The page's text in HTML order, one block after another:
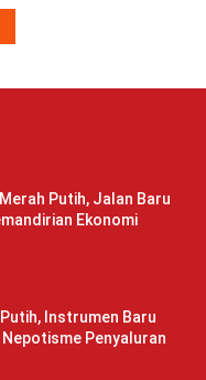
Putih, Jalan Baru
Ekonomi
Instrumen Baru
Penyaluran